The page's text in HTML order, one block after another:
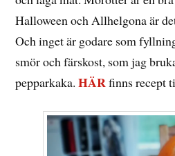
Halloween och Allhelgona är
Och inget är godare som
smör och färskost, som jag
pepparkaka.HÄRfinns recept